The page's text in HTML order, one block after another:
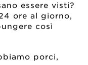
essere visti?
ore al giorno,
così
porci,